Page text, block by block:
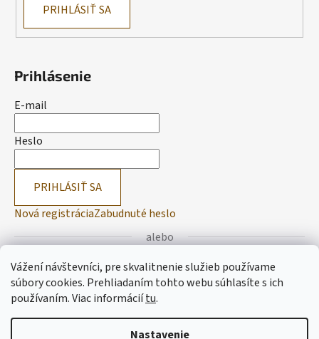
Vážení návštevníci, pre skvalitnenie služieb používame
súbory cookies. Prehliadaním tohto webu súhlasíte s ich
používaním.Viac informáciítu.
Nastavenie
PRIHLÁSIŤ SA
Prihlásenie
E-mail
Heslo
PRIHLÁSIŤ SA
Nová registráciaZabudnuté heslo
alebo
Prihlásiť sa cez Facebook
Prihlásiť sa cez Google